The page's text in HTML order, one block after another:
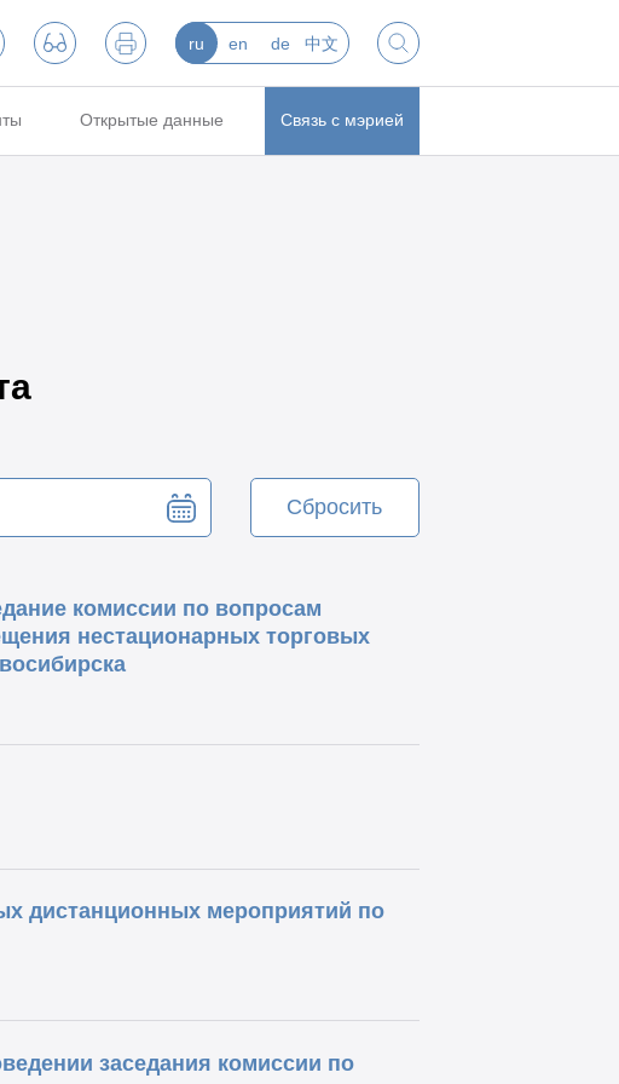
ru en de 中文
Открытые данные Связь с мэрией
Сбросить
комиссии по вопросам
нестационарных торговых
дистанционных мероприятий по
заседания комиссии по